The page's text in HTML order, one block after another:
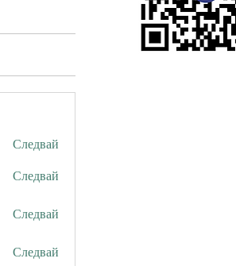
Следвай
Следвай
Следвай
Следвай